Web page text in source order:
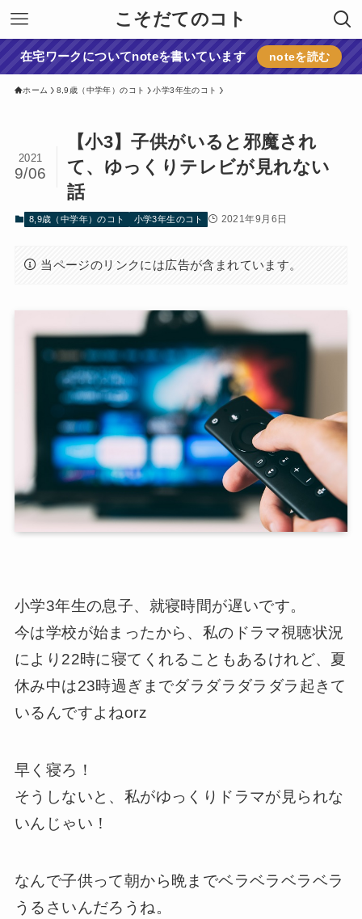
こそだてのコト
在宅ワークについてnoteを書いています noteを読む
ホーム 8,9歳（中学年）のコト 小学3年生のコト
【小3】子供がいると邪魔され
て、ゆっくりテレビが見れない
話
2021
9/06
8,9歳（中学年）のコト 小学3年生のコト 2021年9月6日
当ページのリンクには広告が含まれています。
小学3年生の息子、就寝時間が遅いです。
今は学校が始まったから、私のドラマ視聴状況
により22時に寝てくれることもあるけれど、夏
休み中は23時過ぎまでダラダラダラダラ起きて
いるんですよねorz
早く寝ろ！
そうしないと、私がゆっくりドラマが見られな
いんじゃい！
なんで子供って朝から晩までベラベラベラベラ
うるさいんだろうね。